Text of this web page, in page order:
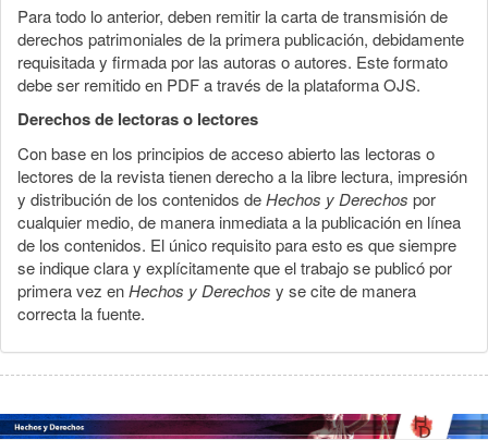
Para todo lo anterior, deben remitir la carta de transmisión de
derechos patrimoniales de la primera publicación, debidamente
requisitada y firmada por las autoras o autores. Este formato
debe ser remitido en PDF a través de la plataforma OJS.
Derechos de lectoras o lectores
Con base en los principios de acceso abierto las lectoras o
lectores de la revista tienen derecho a la libre lectura, impresión
y distribución de los contenidos deHechos y Derechos por
cualquier medio, de manera inmediata a la publicación en línea
de los contenidos. El único requisito para esto es que siempre
se indique clara y explícitamente que el trabajo se publicó por
primera vez enHechos y Derechos y se cite de manera
correcta la fuente.